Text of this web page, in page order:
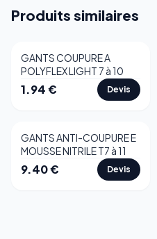
Produits similaires
Best-seller
GANTS COUPURE A
POLYFLEX LIGHT 7 à 10
1.94€ Devis
GANTS ANTI-COUPURE E
MOUSSE NITRILE T7 à 11
9.40€ Devis